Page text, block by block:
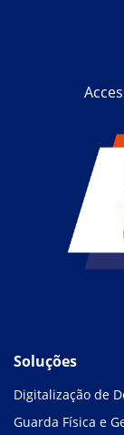
Soluções
Digitalização de
Guarda Física e